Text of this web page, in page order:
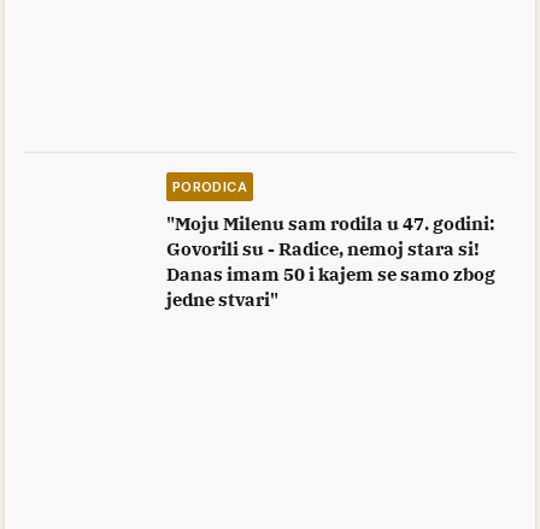
PORODICA
"Moju Milenu sam rodila u 47. godini:
Govorili su - Radice, nemoj stara si!
Danas imam 50 i kajem se samo zbog
jedne stvari"